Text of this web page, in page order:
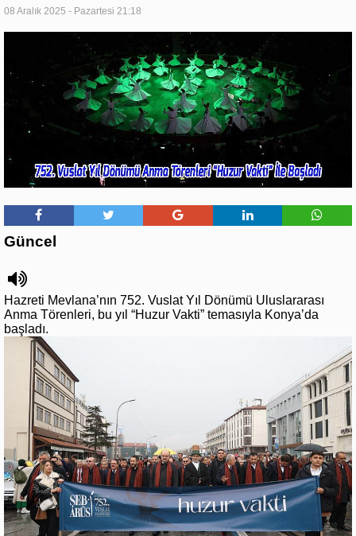
08 Aralık 2025 - Pazartesi 21:18
Güncel
Hazreti Mevlana’nın 752. Vuslat Yıl Dönümü Uluslararası
Anma Törenleri, bu yıl “Huzur Vakti” temasıyla Konya’da
başladı.